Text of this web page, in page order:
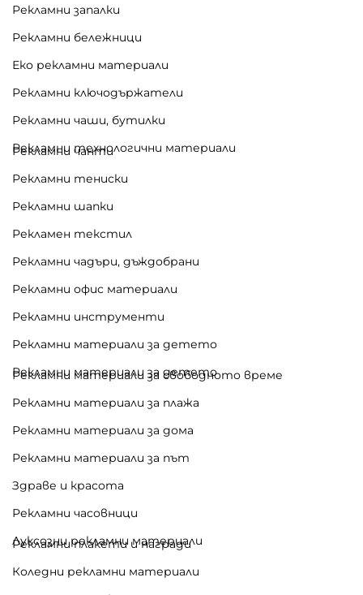
н за брандиране с висока стойност и трайна
видимост.
Рекламни запалки
Рекламни бележници
Еко рекламни материали
Рекламни ключодържатели
Рекламни чаши, бутилки
Рекламни технологични материали
Рекламни чанти
Рекламни тениски
Рекламни шапки
Рекламен текстил
Рекламни чадъри, дъждобрани
Рекламни офис материали
Рекламни инструменти
Рекламни материали за детето
Рекламни материали за детето
Рекламни материали за свободното време
Рекламни материали за плажа
Рекламни материали за дома
Рекламни материали за път
Здраве и красота
Рекламни часовници
Луксозни рекламни материали
Рекламни плакети и награди
Коледни рекламни материали